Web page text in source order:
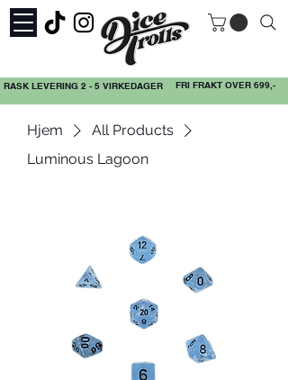
RASK LEVERING 2 - 5 VIRKEDAGER FRI FRAKT OVER 699,-
Hjem
All Products
Luminous Lagoon